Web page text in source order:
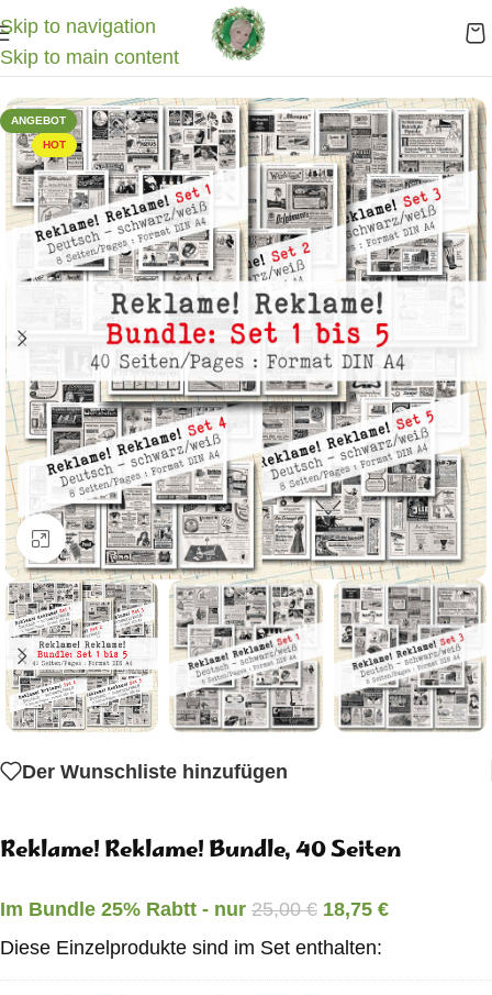
Skip to navigation
Skip to main content
Start /Digitale Papiere Bundles & Sets
ANGEBOT
HOT
Klick zum Vergrößern
Der Wunschliste hinzufügen
Reklame! Reklame! Bundle, 40 Seiten
Im Bundle 25% Rabtt - nur 25,00€ 18,75 €
Diese Einzelprodukte sind im Set enthalten: